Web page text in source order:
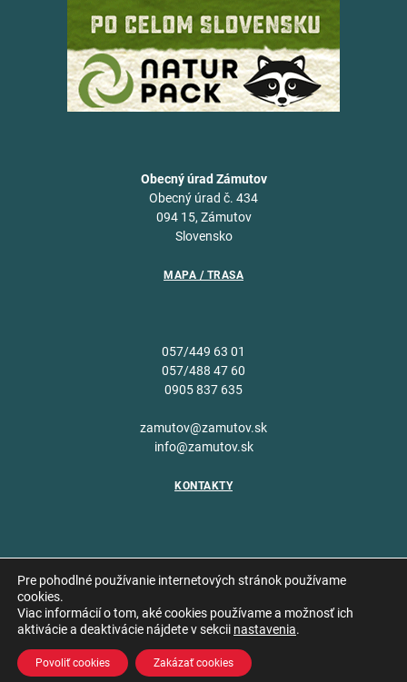
Obecný úrad Zámutov
Obecný úrad č. 434
094 15, Zámutov
Slovensko
MAPA / TRASA
057/449 63 01
057/488 47 60
0905 837 635
zamutov@zamutov.sk
info@zamutov.sk
KONTAKTY
Copyright © 2026 Obec
Pre pohodlné používanie internetových stránok používame
cookies.
Viac informácií o tom, aké cookies používame a možnosť ich
aktivácie a deaktivácie nájdete v sekcii nastavenia.
Povoliť cookies Zakázať cookies